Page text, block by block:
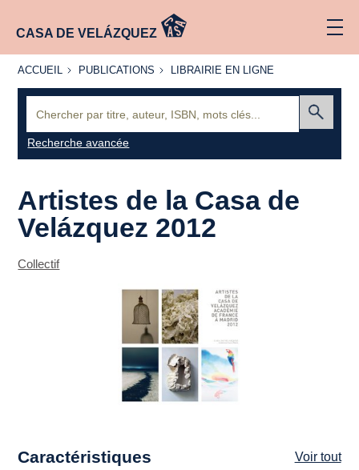
CASA DE VELÁZQUEZ
ACCUEIL
ACCUEIL PUBLICATIONS
PUBLICATIONS
LIBRAIRIE
LIBRAIRIE EN LIGNE
Recherche avancée
Artistes de la Casa de
Velázquez 2012
Collectif
Caractéristiques Voir tout